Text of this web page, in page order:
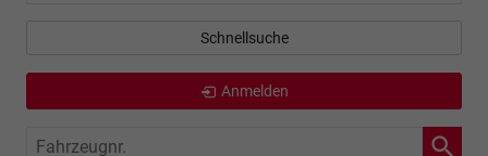
Schnellsuche
Anmelden
Fahrzeugnr.